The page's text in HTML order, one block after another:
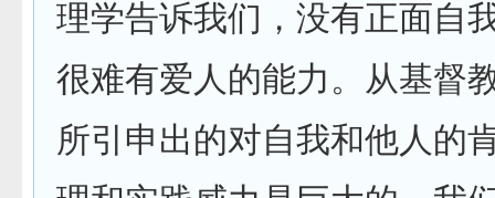
理学告诉我们，没有正面自
很难有爱人的能力。从基督
所引申出的对自我和他人的